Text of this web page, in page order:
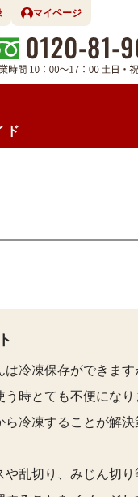
マイページ
ド
は冷凍保存ができま
う時とても不便にな
ら冷凍することが解決
や乱切り、みじん切